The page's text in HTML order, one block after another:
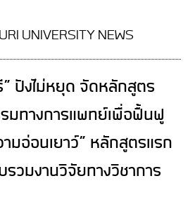
UNIVERSITY NEWS
ปังไม่หยุด จัดหลักสูตร
มทางการแพทย์เพื่อฟื้นฟู
มอ่อนเยาว์” หลักสูตรแรก
รวมงานวิจัยทางวิชาการ